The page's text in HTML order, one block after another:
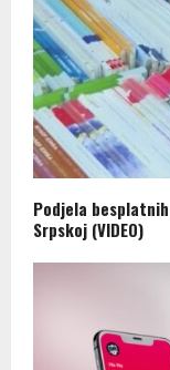
Podjela
Srpskoj (VIDEO)